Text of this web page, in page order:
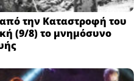
την Καταστροφή του
(9/8) το μνημόσυνο